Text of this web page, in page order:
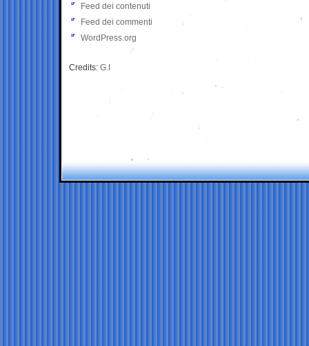
Feed dei contenuti
Feed dei commenti
WordPress.org
Credits: G.I